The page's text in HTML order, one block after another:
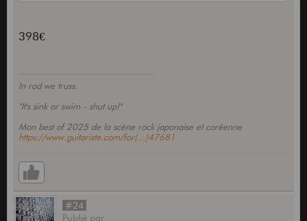
398€
In rod we truss.
"It's sink or swim - shut up!"
Mon best of 2025 de la scène rock japonaise et coréenne
https://www.guitariste.com/for(...)47681
#24
Publié par